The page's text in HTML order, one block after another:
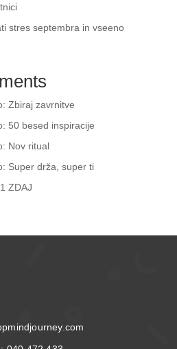
stres septembra in vseeno
Zbiraj zavrnitve
50 besed inspiracije
Nov ritual
Super drža, super ti
ZDAJ